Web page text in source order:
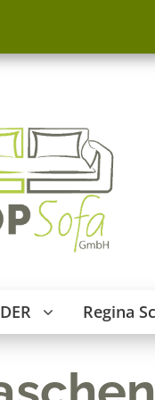
Regina